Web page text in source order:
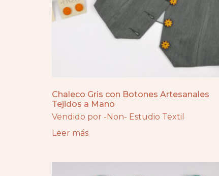
Chaleco Gris con Botones Artesanales
Tejidos a Mano
Vendido por -Non- Estudio Textil
Leer más